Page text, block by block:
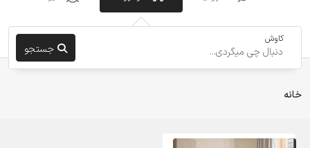
کاوش
جستجو
خانه